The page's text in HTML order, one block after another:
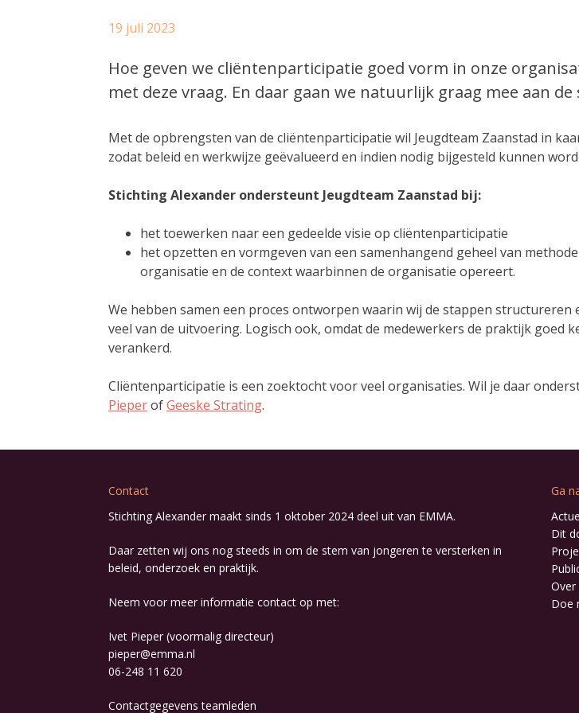
19 juli 2023
Hoe geven we cliëntenparticipatie goed vorm in onze
met deze vraag. En daar gaan we natuurlijk graag mee aan de
Met de opbrengsten van de cliëntenparticipatie wil Jeugdteam Zaanstad in
zodat beleid en werkwijze geëvalueerd en indien nodig bijgesteld kunnen
Stichting Alexander ondersteunt Jeugdteam Zaanstad bij:
het toewerken naar een gedeelde visie op cliëntenparticipatie
het opzetten en vormgeven van een samenhangend geheel van
organisatie en de context waarbinnen de organisatie opereert.
We hebben samen een proces ontworpen waarin wij de stappen
veel van de uitvoering. Logisch ook, omdat de medewerkers de praktijk
verankerd.
Cliëntenparticipatie is een zoektocht voor veel organisaties. Wil je daar
PieperofGeeske Strating.
Contact
Stichting Alexander maakt sinds 1 oktober 2024 deel uit van EMMA.
Daar zetten wij ons nog steeds in om de stem van jongeren te versterken in
beleid, onderzoek en praktijk.
Neem voor meer informatie contact op met:
Ivet Pieper (voormalig directeur)
pieper@emma.nl
06-248 11 620
Contactgegevensteamleden
Ga
Dit
Over
Doe